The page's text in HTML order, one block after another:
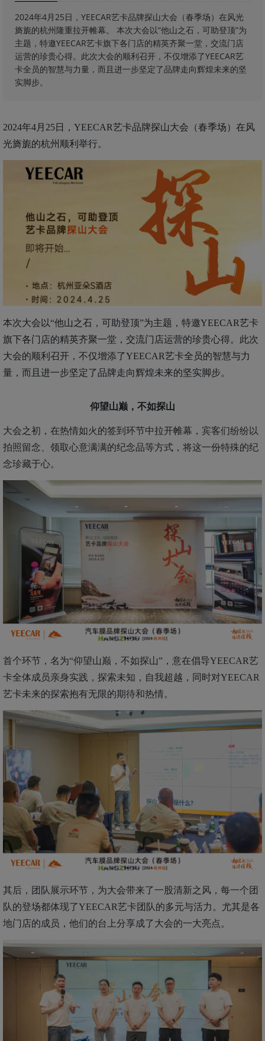
2024年4月25日，YEECAR艺卡品牌探山大会（春季场）在风光
旖旎的杭州隆重拉开帷幕。 本次大会以“他山之石，可助登顶”为
主题，特邀YEECAR艺卡旗下各门店的精英齐聚一堂，交流门店
运营的珍贵心得。此次大会的顺利召开，不仅增添了YEECAR艺
卡全员的智慧与力量，而且进一步坚定了品牌走向辉煌未来的坚
实脚步。
2024年4月25日，YEECAR艺卡品牌探山大会（春季场）在风
光旖旎的杭州顺利举行。
本次大会以“他山之石，可助登顶”为主题，特邀YEECAR艺卡
旗下各门店的精英齐聚一堂，交流门店运营的珍贵心得。此次
大会的顺利召开，不仅增添了YEECAR艺卡全员的智慧与力
量，而且进一步坚定了品牌走向辉煌未来的坚实脚步。
仰望山巅，不如探山
大会之初， 在热情如火的签到环节中拉开帷幕，宾客们纷纷以
拍照留念、领取心意满满的纪念品等方式，将这一份特殊的纪
念珍藏于心。
首个环节，名为“仰望山巅，不如探山”，意在倡导YEECAR艺
卡全体成员亲身实践，探索未知，自我超越， 同时对YEECAR
艺卡未来的探索抱有无限的期待和热情。
其后，团队展示环节，为大会带来了一股清新之风，每一个团
队的登场都体现了YEECAR艺卡团队的多元与活力。尤其是各
地门店的成员，他们的台上分享成了大会的一大亮点。